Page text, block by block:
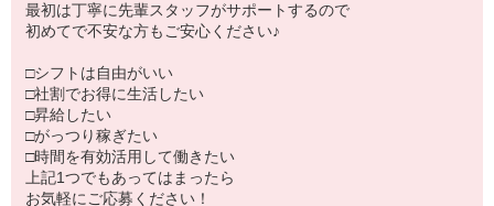
最初は丁寧に先輩スタッフがサポートするので
初めてで不安な方もご安心ください♪
□シフトは自由がいい
□社割でお得に生活したい
□昇給したい
□がっつり稼ぎたい
□時間を有効活用して働きたい
上記1つでもあってはまったら
お気軽にご応募ください！